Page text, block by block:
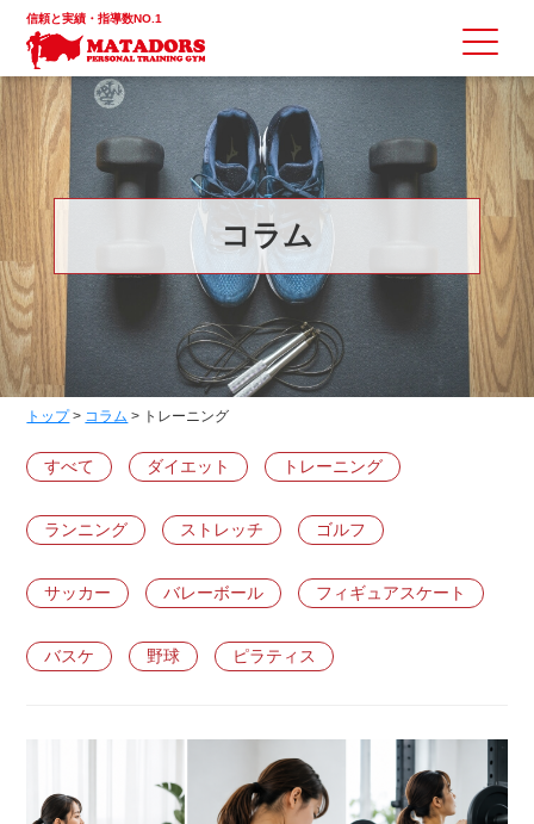
信頼と実績・指導数NO.1
コラム
トップ> コラム > トレーニング
すべて ダイエット トレーニング
ランニング ストレッチ ゴルフ
サッカー バレーボール フィギュアスケート
バスケ 野球 ピラティス